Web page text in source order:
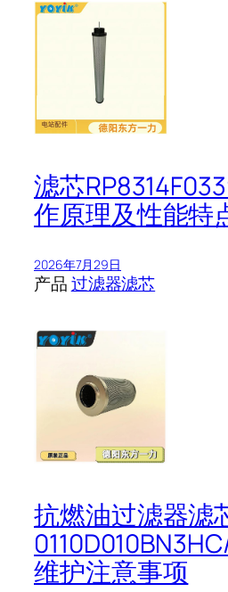
滤芯
作原理及性能特
2026年7月29日
产品过滤器滤芯
抗燃油过滤器滤
维护注意事项